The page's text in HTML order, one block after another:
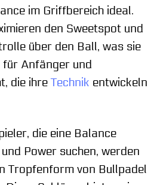
im Griffbereich ideal.
den Sweetspot und
über den Ball, was sie
Anfänger und
die ihre Technik entwickeln
die eine Balance
Power suchen, werden
Tropfenform von Bullpadel